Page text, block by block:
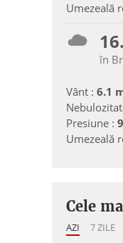
Umezeală
în
Vânt : 6.1
Presiune :
Umezeală
Cele
AZI 7 ZILE